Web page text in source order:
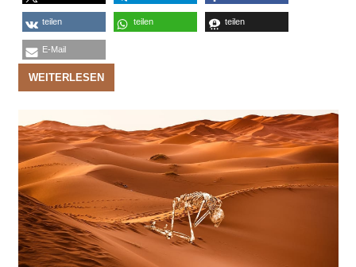
teilen teilen teilen
E-Mail
WEITERLESEN